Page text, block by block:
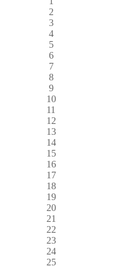
2
3
4
5
6
7
8
9
10
11
12
13
14
15
16
17
18
19
20
21
22
23
24
25